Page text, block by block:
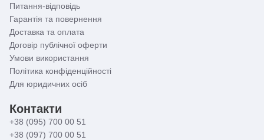
Питання-відповідь
Гарантія та повернення
Доставка та оплата
Договір публічної оферти
Умови використання
Політика конфіденційності
Для юридичних осіб
Контакти
+38 (095) 700 00 51
+38 (097) 700 00 51